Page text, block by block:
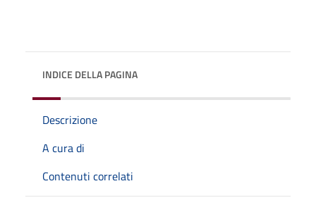
INDICE DELLA PAGINA
Descrizione
A cura di
Contenuti correlati